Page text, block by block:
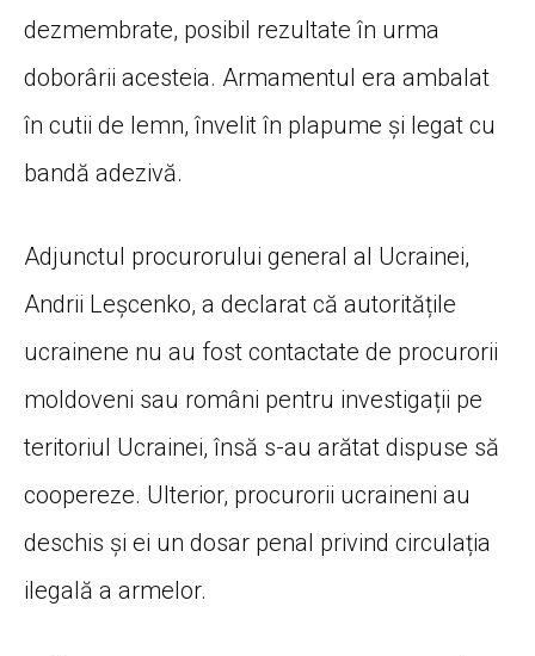
dezmembrate, posibil rezultate în urma
doborârii acesteia. Armamentul era ambalat
în cutii de lemn, învelit în plapume și legat cu
bandă adezivă.
Adjunctul procurorului general al Ucrainei,
Andrii Leșcenko, a declarat că autoritățile
ucrainene nu au fost contactate de procurorii
moldoveni sau români pentru investigații pe
teritoriul Ucrainei, însă s-au arătat dispuse să
coopereze. Ulterior, procurorii ucraineni au
deschis și ei un dosar penal privind circulația
ilegală a armelor.